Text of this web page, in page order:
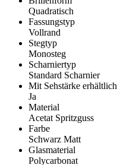
Quadratisch
Fassungstyp
Vollrand
Stegtyp
Monosteg
Scharniertyp
Standard Scharnier
Mit Sehstärke erhältlich
Ja
Material
Acetat Spritzguss
Farbe
Schwarz Matt
Glasmaterial
Polycarbonat